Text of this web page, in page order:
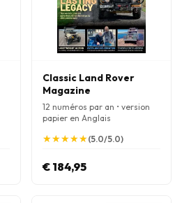
Classic Land Rover
Magazine
12 numéros par an • version
papier en Anglais
★
★★
★★
★★
★★
★(5.0/5.0)
€ 184,95